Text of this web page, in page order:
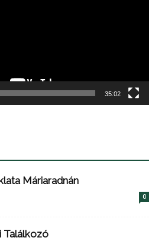
35:02
Máriaradnán
0
Találkozó